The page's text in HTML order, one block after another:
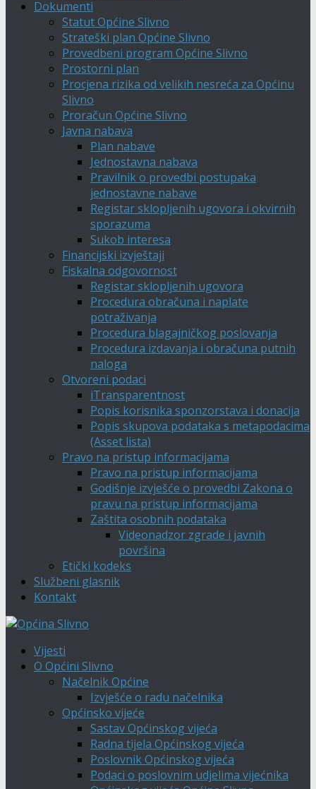
Dokumenti
Statut Općine Slivno
Strateški plan Općine Slivno
Provedbeni program Općine Slivno
Prostorni plan
Procjena rizika od velikih nesreća za Općinu
Slivno
Proračun Općine Slivno
Javna nabava
Plan nabave
Jednostavna nabava
Pravilnik o provedbi postupaka
jednostavne nabave
Registar sklopljenih ugovora i okvirnih
sporazuma
Sukob interesa
Financijski izvještaji
Fiskalna odgovornost
Registar sklopljenih ugovora
Procedura obračuna i naplate
potraživanja
Procedura blagajničkog poslovanja
Procedura izdavanja i obračuna putnih
naloga
Otvoreni podaci
iTransparentnost
Popis korisnika sponzorstava i donacija
Popis skupova podataka s metapodacima
(Asset lista)
Pravo na pristup informacijama
Pravo na pristup informacijama
Godišnje izvješće o provedbi Zakona o
pravu na pristup informacijama
Zaštita osobnih podataka
Videonadzor zgrade i javnih
površina
Etički kodeks
Službeni glasnik
Kontakt
Vijesti
O Općini Slivno
Načelnik Općine
Izvješće o radu načelnika
Općinsko vijeće
Sastav Općinskog vijeća
Radna tijela Općinskog vijeća
Poslovnik Općinskog vijeća
Podaci o poslovnim udjelima vijećnika